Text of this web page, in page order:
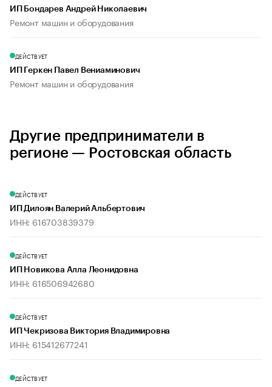
ИП Бондарев Андрей Николаевич
Ремонт машин и оборудования
ДЕЙСТВУЕТ
ИП Геркен Павел Вениаминович
Ремонт машин и оборудования
Другие предприниматели в
регионе — Ростовская область
ДЕЙСТВУЕТ
ИП Дилоян Валерий Альбертович
ИНН: 616703839379
ДЕЙСТВУЕТ
ИП Новикова Алла Леонидовна
ИНН: 616506942680
ДЕЙСТВУЕТ
ИП Чекризова Виктория Владимировна
ИНН: 615412677241
ДЕЙСТВУЕТ